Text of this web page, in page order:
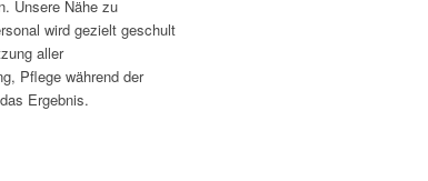
Unsere Nähe zu
wird gezielt geschult
aller
Pflege während der
Ergebnis.